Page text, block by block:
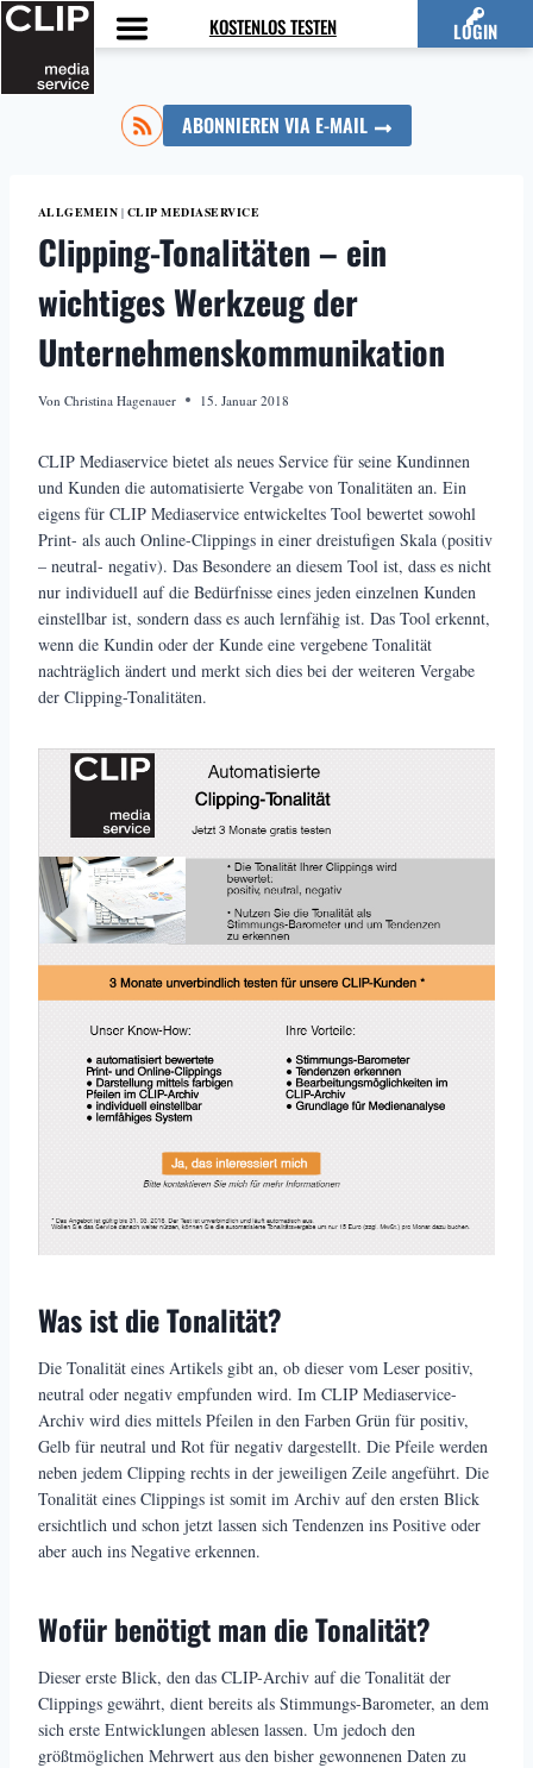
Zum
Inhalt
springen
KOSTENLOS TESTEN LOGIN
ABONNIEREN VIA E-MAIL
ALLGEMEIN | CLIP MEDIASERVICE
Clipping-Tonalitäten – ein
wichtiges Werkzeug der
Unternehmenskommunikation
Von Christina Hagenauer 15. Januar 2018
CLIP Mediaservice bietet als neues Service für seine Kundinnen
und Kunden die automatisierte Vergabe von Tonalitäten an. Ein
eigens für CLIP Mediaservice entwickeltes Tool bewertet sowohl
Print- als auch Online-Clippings in einer dreistufigen Skala (positiv
– neutral- negativ). Das Besondere an diesem Tool ist, dass es nicht
nur individuell auf die Bedürfnisse eines jeden einzelnen Kunden
einstellbar ist, sondern dass es auch lernfähig ist. Das Tool erkennt,
wenn die Kundin oder der Kunde eine vergebene Tonalität
nachträglich ändert und merkt sich dies bei der weiteren Vergabe
der Clipping-Tonalitäten.
Was ist die Tonalität?
Die Tonalität eines Artikels gibt an, ob dieser vom Leser positiv,
neutral oder negativ empfunden wird. Im CLIP Mediaservice-
Archiv wird dies mittels Pfeilen in den Farben Grün für positiv,
Gelb für neutral und Rot für negativ dargestellt. Die Pfeile werden
neben jedem Clipping rechts in der jeweiligen Zeile angeführt. Die
Tonalität eines Clippings ist somit im Archiv auf den ersten Blick
ersichtlich und schon jetzt lassen sich Tendenzen ins Positive oder
aber auch ins Negative erkennen.
Wofür benötigt man die Tonalität?
Dieser erste Blick, den das CLIP-Archiv auf die Tonalität der
Clippings gewährt, dient bereits als Stimmungs-Barometer, an dem
sich erste Entwicklungen ablesen lassen. Um jedoch den
größtmöglichen Mehrwert aus den bisher gewonnenen Daten zu